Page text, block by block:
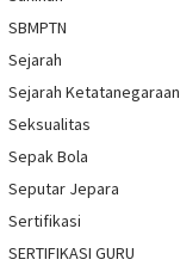
SBMPTN
Sejarah
Sejarah Ketatanegaraan
Seksualitas
Sepak Bola
Seputar Jepara
Sertifikasi
SERTIFIKASI GURU